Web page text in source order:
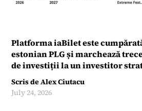
Platforma iaBilet este
estonian PLG și marchează
de investiții la un investitor
Scris deAlex Ciutacu
July 24, 2026